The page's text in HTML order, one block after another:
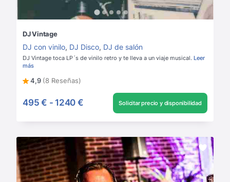
DJ Vintage
DJ con vinilo, DJ Disco, DJ de salón
DJ Vintage toca LP´s de vinilo retro y te lleva a un viaje musical. Leer
más
4,9 (8 Reseñas)
495 € - 1240 € Solicitar precio y disponibilidad